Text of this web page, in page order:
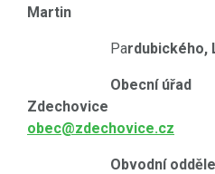
Martin
Pardubického,
Obecní úřad
obec@zdechovice.cz
Obvodní oddělení